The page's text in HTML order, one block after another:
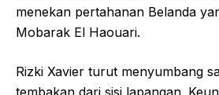
menekan pertahanan Belanda
Mobarak El Haouari.
Rizki Xavier turut menyumbang
tembakan dari sisi lapangan.